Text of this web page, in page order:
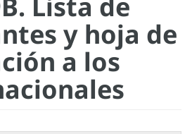
Lista de
y hoja de
a los